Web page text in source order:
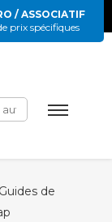
/ ASSOCIATIF
prix spécifiques
:
de